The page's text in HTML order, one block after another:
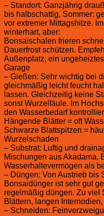
– Standort: Ganzjährig
bis halbschattig, Sommer:
vor extremer Mittagshitze.
winterhart, aber:
Bonsaischalen frieren
Dauerfrost schützen.
Außenplatz, ein
Garage
– Gießen: Sehr wichtig bei
gleichmäßig leicht feucht
lassen. Gleichzeitig keine
sonst Wurzelfäule. Im
den Wasserbedarf
Hängende Blätter = oft
Schwarze Blattspitzen =
Wurzelschaden
– Substrat: Luftig und
Mischungen aus Akadama,
Wasserhaltevermögen als
– Düngen: Von Austrieb bis
Bonsaidünger ist sehr gut
regelmäßig düngen. Zu viel
Blättern, langen
– Schneiden: